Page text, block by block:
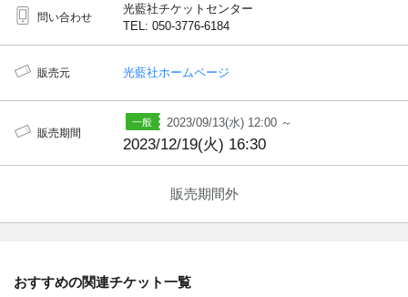
問い合わせ
光藍社チケットセンター
TEL: 050-3776-6184
販売元 光藍社ホームページ
販売期間
2023/09/13(水) 12:00 ～
2023/12/19(火) 16:30
販売期間外
おすすめの関連チケット一覧